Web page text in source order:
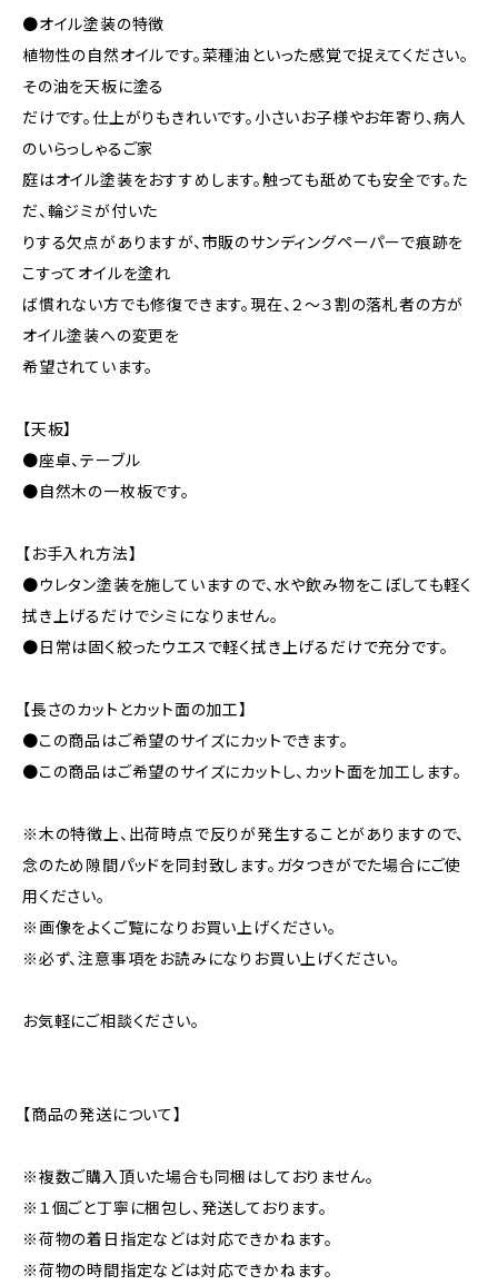
●オイル塗装の特徴
植物性の自然オイルです。菜種油といった感覚で捉えてください。
その油を天板に塗る
だけです。仕上がりもきれいです。小さいお子様やお年寄り、病人
のいらっしゃるご家
庭はオイル塗装をおすすめします。触っても舐めても安全です。た
だ、輪ジミが付いた
りする欠点がありますが、市販のサンディングペーパーで痕跡を
こすってオイルを塗れ
ば慣れない方でも修復できます。現在、２～３割の落札者の方が
オイル塗装への変更を
希望されています。
【天板】
●座卓、テーブル
●自然木の一枚板です。
【お手入れ方法】
●ウレタン塗装を施していますので、水や飲み物をこぼしても軽く
拭き上げるだけでシミになりません。
●日常は固く絞ったウエスで軽く拭き上げるだけで充分です。
【長さのカットとカット面の加工】
●この商品はご希望のサイズにカットできます。
●この商品はご希望のサイズにカットし、カット面を加工します。
※木の特徴上、出荷時点で反りが発生することがありますので、
念のため隙間パッドを同封致します。ガタつきがでた場合にご使
用ください。
※画像をよくご覧になりお買い上げください。
※必ず、注意事項をお読みになりお買い上げください。
お気軽にご相談ください。
【商品の発送について】
※複数ご購入頂いた場合も同梱はしておりません。
※１個ごと丁寧に梱包し、発送しております。
※荷物の着日指定などは対応できかねます。
※荷物の時間指定などは対応できかねます。